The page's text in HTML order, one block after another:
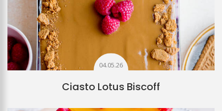
04.05.26
Ciasto Lotus Biscoff